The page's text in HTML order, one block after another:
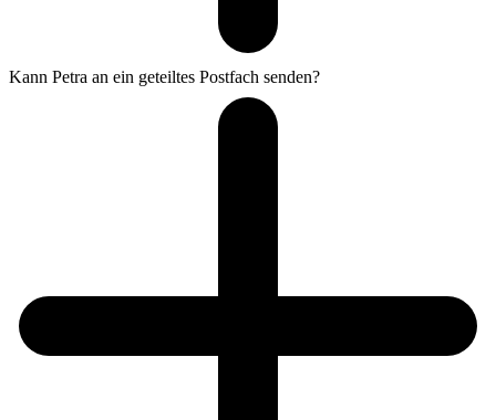
Kann Petra an ein geteiltes Postfach senden?